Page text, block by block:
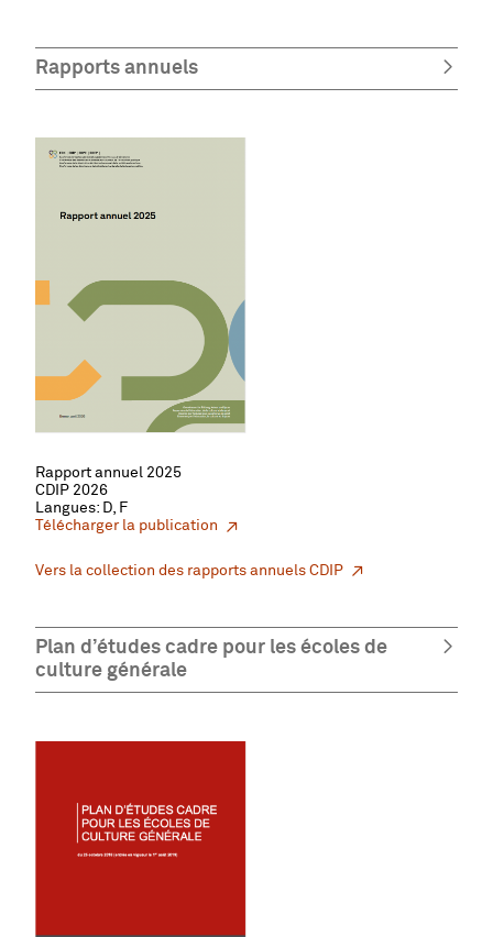
Rapports annuels
Rapport annuel 2025
CDIP 2026
Langues: D, F
Télécharger la publication
Vers la collection des rapports annuels CDIP
Plan d’études cadre pour les écoles de
culture générale